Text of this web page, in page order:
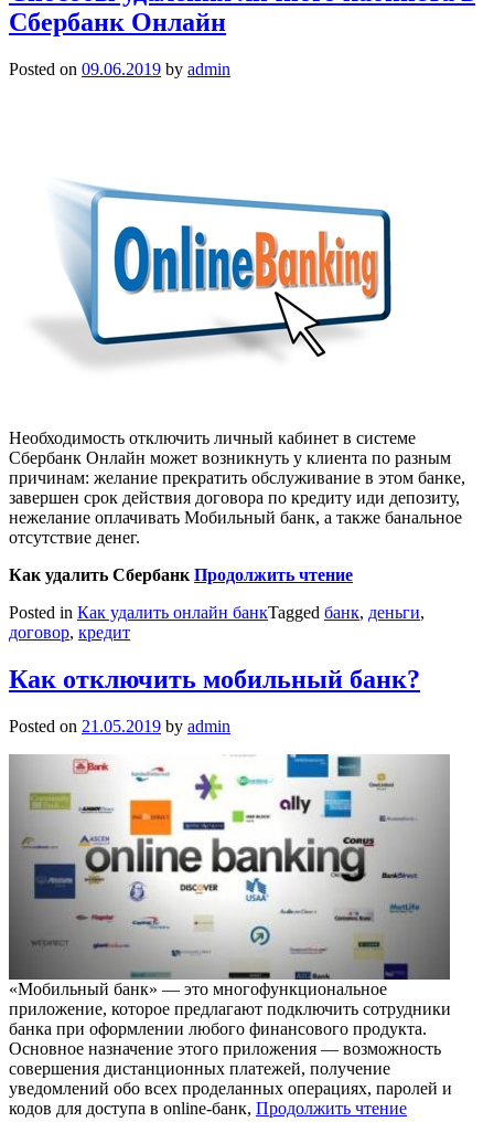
Сбербанк Онлайн
Posted on 09.06.2019 by admin
Необходимость отключить личный кабинет в системе
Сбербанк Онлайн может возникнуть у клиента по разным
причинам: желание прекратить обслуживание в этом банке,
завершен срок действия договора по кредиту иди депозиту,
нежелание оплачивать Мобильный банк, а также банальное
отсутствие денег.
Как удалить Сбербанк Продолжить чтение
Posted in Как удалить онлайн банкTagged банк, деньги,
договор, кредит
Как отключить мобильный банк?
Posted on 21.05.2019 by admin
«Мобильный банк» — это многофункциональное
приложение, которое предлагают подключить сотрудники
банка при оформлении любого финансового продукта.
Основное назначение этого приложения — возможность
совершения дистанционных платежей, получение
уведомлений обо всех проделанных операциях, паролей и
кодов для доступа в online-банк, Продолжить чтение